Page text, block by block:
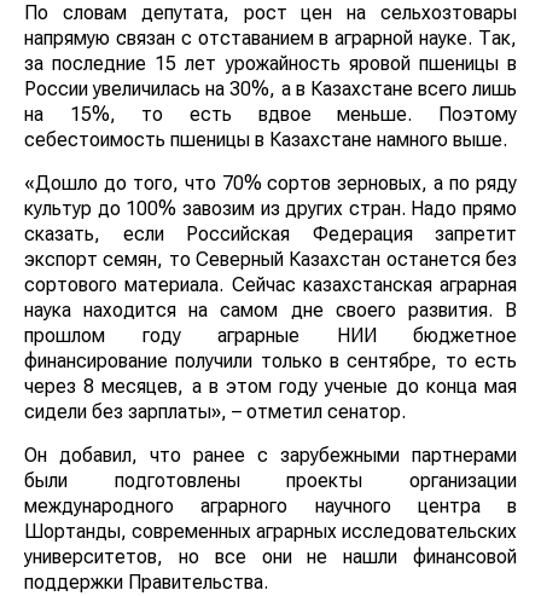
По словам депутата, рост цен на сельхозтовары
напрямую связан с отставанием в аграрной науке. Так,
за последние 15 лет урожайность яровой пшеницы в
России увеличилась на 30%, а в Казахстане всего лишь
на 15%, то есть вдвое меньше. Поэтому
себестоимость пшеницы в Казахстане намного выше.
«Дошло до того, что 70% сортов зерновых, а по ряду
культур до 100% завозим из других стран. Надо прямо
сказать, если Российская Федерация запретит
экспорт семян, то Северный Казахстан останется без
сортового материала. Сейчас казахстанская аграрная
наука находится на самом дне своего развития. В
прошлом году аграрные НИИ бюджетное
финансирование получили только в сентябре, то есть
через 8 месяцев, а в этом году ученые до конца мая
сидели без зарплаты», – отметил сенатор.
Он добавил, что ранее с зарубежными партнерами
были подготовлены проекты организации
международного аграрного научного центра в
Шортанды, современных аграрных исследовательских
университетов, но все они не нашли финансовой
поддержки Правительства.